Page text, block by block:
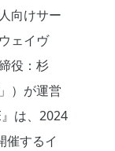
向けサー
ェイヴ
役：杉
）が運営
は、2024
催するイ